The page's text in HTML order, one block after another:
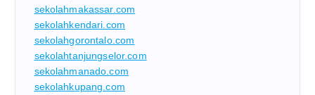
sekolahmakassar.com
sekolahkendari.com
sekolahgorontalo.com
sekolahtanjungselor.com
sekolahmanado.com
sekolahkupang.com